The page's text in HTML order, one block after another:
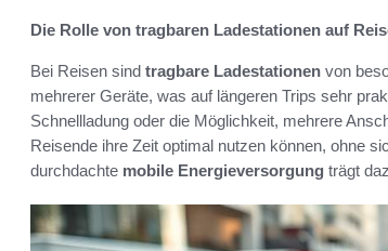
Die Rolle von tragbaren Ladestationen auf
Bei Reisen sind tragbare Ladestationen von
mehrerer Geräte, was auf längeren Trips sehr
Schnellladung oder die Möglichkeit, mehrere
Reisende ihre Zeit optimal nutzen können, ohne
durchdachte mobile Energieversorgung trägt